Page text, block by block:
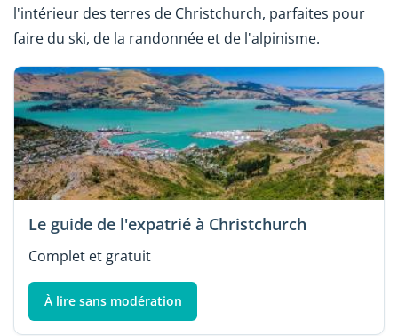
l'intérieur des terres de Christchurch, parfaites pour
faire du ski, de la randonnée et de l'alpinisme.
Le guide de l'expatrié à Christchurch
Complet et gratuit
À lire sans modération